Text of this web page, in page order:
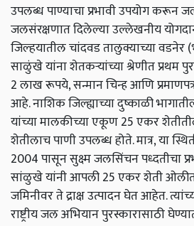
उपलब्ध पाण्याचा प्रभावी उपयोग करून
जलसंरक्षणात दिलेल्या उल्लेखनीय
जिल्हयातील चांदवड तालुक्याच्या
साळुंखे यांना शेतकऱ्यांच्या श्रेणीत प्रथम
2 लाख रूपये, सन्मान चिन्ह आणि
आहे. नाशिक जिल्ह्याच्या दुष्काळी
यांच्या मालकीच्या एकूण 25 एकर
शेतीलाच पाणी उपलब्ध होते. मात्र, या
2004 पासून सुक्ष्म जलसिंचन पध्दतीचा
सांळुखे यांनी आपली 25 एकर शेती
जमिनीवर ते द्राक्ष उत्पादन घेत आहेत.
राष्ट्रीय जल अभियान पुरस्कारासाठी